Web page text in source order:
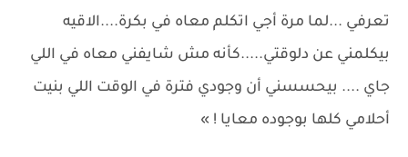
تعرفي ...لما مرة أجي اتكلم معاه في بكرة....الاقيه
بيكلمني عن دلوقتي.....كأنه مش شايفني معاه في اللي
جاي .... بيحسسني أن وجودي فترة في الوقت اللي بنيت
أحلامي كلها بوجوده معايا ! »